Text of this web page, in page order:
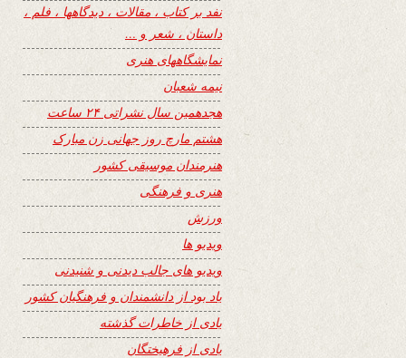
نفد بر کتاب ، مقالات ، دیدگاهها ، فلم ،
داستان ، شعر و …
نمایشگاههای هنری
نیمه شعبان
هجدهمین سال نشراتی ۲۴ ساعت
هشتم مارچ روز جهانی زن مبارک
هنرمندان موسیقی کشور
هنری و فرهنگی
ورزش
ویدیو ها
ویدیو های جالب دیدنی و شنیدنی
یاد بود از دانشمندان و فرهنگیان کشور
یادی از خاطرات گذشته
یادی از فرهیختگان